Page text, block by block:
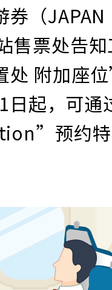
（JAPAN
售票处告
处 附加座
日起，可
预约